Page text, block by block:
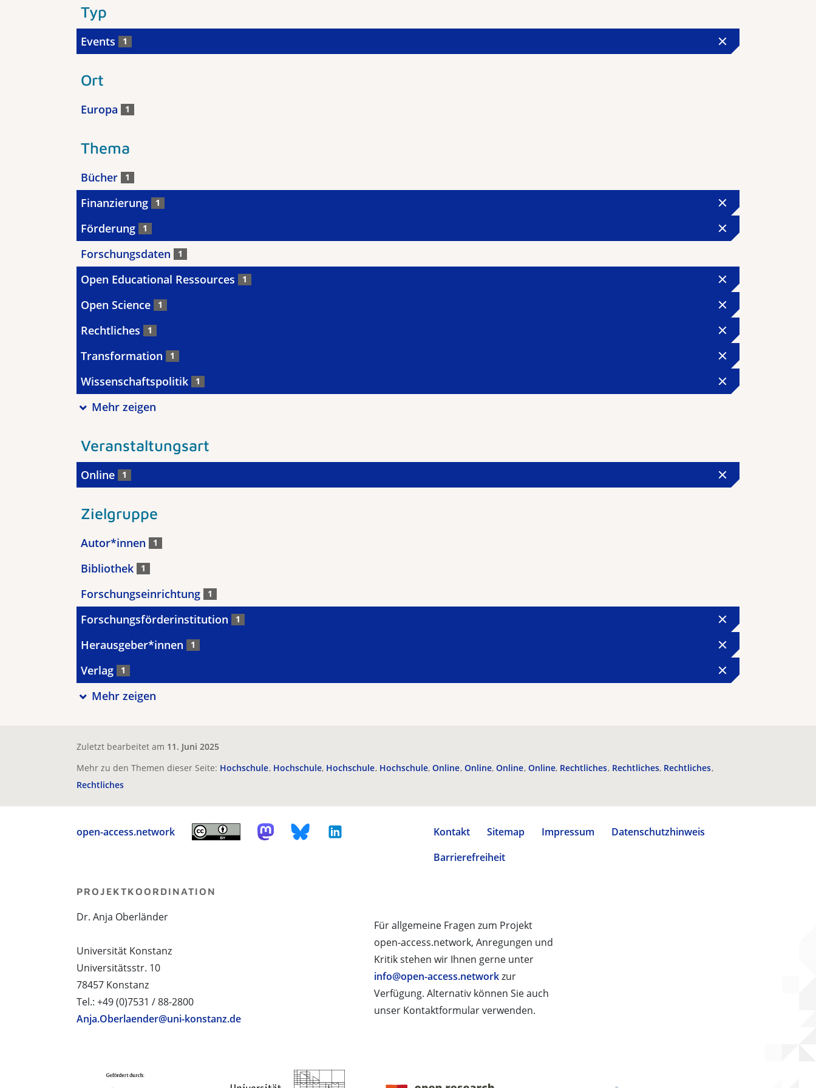
Typ
Events 1
Ort
Europa 1
Thema
Bücher 1
Finanzierung 1
Förderung 1
Forschungsdaten 1
Open Educational Ressources 1
Open Science 1
Rechtliches 1
Transformation 1
Wissenschaftspolitik 1
Mehr zeigen
Veranstaltungsart
Online 1
Zielgruppe
Autor*innen 1
Bibliothek 1
Forschungseinrichtung 1
Forschungsförderinstitution 1
Herausgeber*innen 1
Verlag 1
Mehr zeigen
Zuletzt bearbeitet am 11. Juni 2025
Mehr zu den Themen dieser Seite: Hochschule Hochschule Hochschule Hochschule Online Online Online Online Rechtliches Rechtliches Rechtliches
Rechtliches
open-access.network Kontakt Sitemap Impressum
Datenschutzhinweis
Barrierefreiheit
Für allgemeine Fragen zum Projekt
open-access.network, Anregungen und
Kritik stehen wir Ihnen gerne unter
info@open-access.networkzur
Verfügung. Alternativ können Sie auch
unser Kontaktformular verwenden.
PROJEKTKOORDINATION
Dr. Anja Oberländer
Universität Konstanz
Universitätsstr. 10
78457 Konstanz
Tel.: +49 (0)7531 / 88-2800
Anja.Oberlaender@uni-konstanz.de